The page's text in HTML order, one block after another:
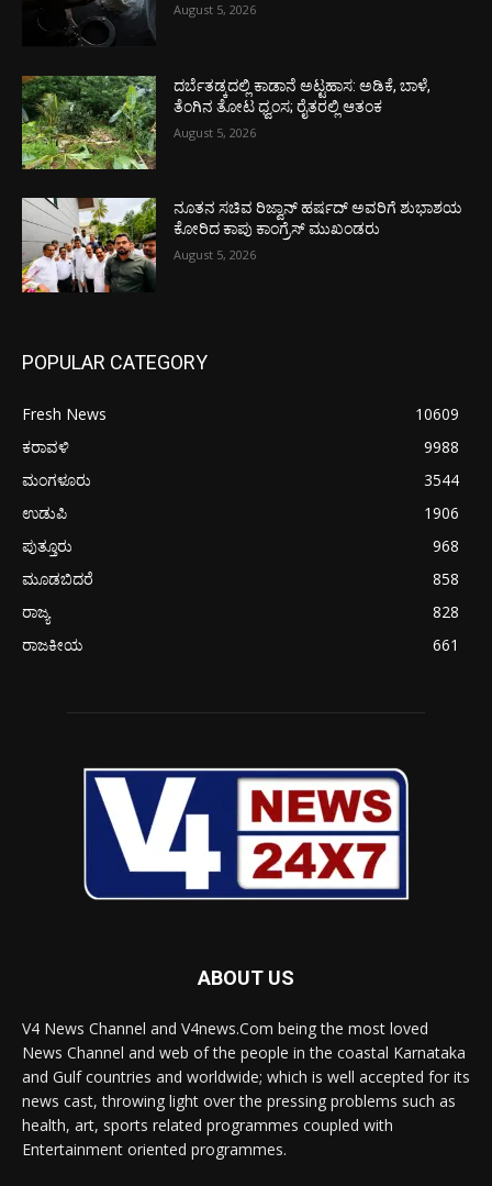
August 5, 2026
ದರ್ಬೆತಡ್ಕದಲ್ಲಿ ಕಾಡಾನೆ ಅಟ್ಟಹಾಸ: ಅಡಿಕೆ, ಬಾಳೆ,
ತೆಂಗಿನ ತೋಟ ಧ್ವಂಸ; ರೈತರಲ್ಲಿ ಆತಂಕ
August 5, 2026
ನೂತನ ಸಚಿವ ರಿಜ್ವಾನ್ ಹರ್ಷದ್ ಅವರಿಗೆ ಶುಭಾಶಯ
ಕೋರಿದ ಕಾಪು ಕಾಂಗ್ರೆಸ್ ಮುಖಂಡರು
August 5, 2026
POPULAR CATEGORY
Fresh News
10609
ಕರಾವಳಿ
9988
ಮಂಗಳೂರು
3544
ಉಡುಪಿ
1906
ಪುತ್ತೂರು
968
ಮೂಡಬಿದರೆ
858
ರಾಜ್ಯ
828
ರಾಜಕೀಯ
661
ABOUT US
V4 News Channel and V4news.Com being the most loved
News Channel and web of the people in the coastal Karnataka
and Gulf countries and worldwide; which is well accepted for its
news cast, throwing light over the pressing problems such as
health, art, sports related programmes coupled with
Entertainment oriented programmes.